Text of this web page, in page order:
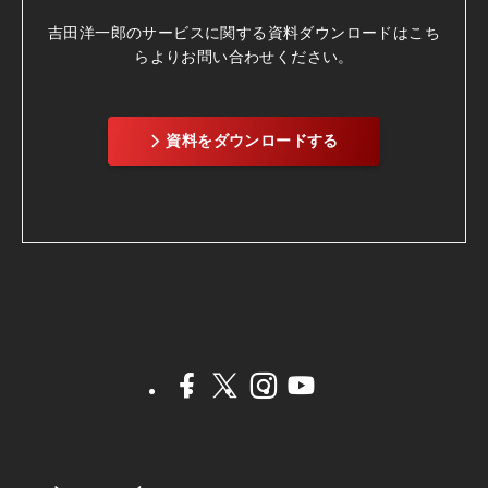
吉田洋一郎のサービスに関する資料ダウンロードはこち
らよりお問い合わせください。
資料をダウンロードする